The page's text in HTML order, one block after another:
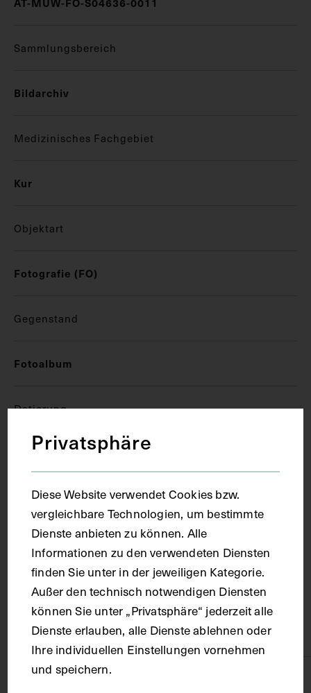
Sammlungsbereich
Bildarchiv
Medizinisches Fachgebiet
Kur
Objektart
Fotografie (FO)
Gegenstand
Fotoalbum
Datierung
circa 1900 - 1920
Material
Papier, Karton
Technik
Privatsphäre
Diese Website verwendet Cookies bzw.
vergleichbare Technologien, um bestimmte
Dienste anbieten zu können. Alle
Informationen zu den verwendeten Diensten
finden Sie unter in der jeweiligen Kategorie.
Außer den technisch notwendigen Diensten
können Sie unter „Privatsphäre“ jederzeit alle
Dienste erlauben, alle Dienste ablehnen oder
Ihre individuellen Einstellungen vornehmen
und speichern.